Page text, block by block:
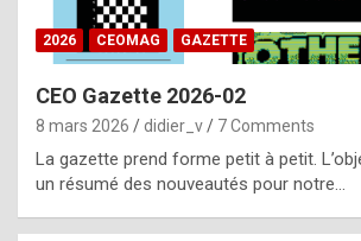
b
y
g
e
n
u
2026 CEOMAG GAZETTE
CEO Gazette 2026-02
8 mars 2026 didier_v 7 Comments
La gazette prend forme petit à petit.
un résumé des nouveautés pour notre…